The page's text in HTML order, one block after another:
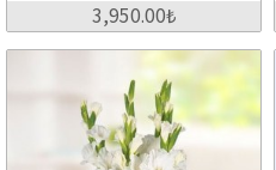
3,950.00₺